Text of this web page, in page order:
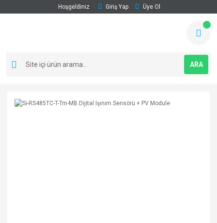
Hoşgeldiniz Giriş Yap Üye Ol
ARA